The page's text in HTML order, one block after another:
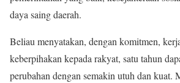
daya saing daerah.
Beliau menyatakan, dengan komitmen,
keberpihakan kepada rakyat, satu tahun
perubahan dengan semakin utuh dan kuat.